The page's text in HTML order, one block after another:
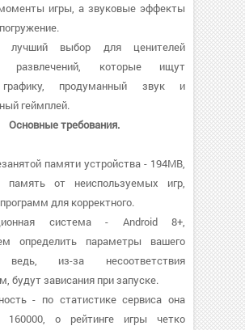
игры, а звуковые эффекты
лучший выбор для ценителей
развлечений, которые ищут
продуманный звук и
геймплей.
Основные требования.
памяти устройства - 194MB,
память от неиспользуемых игр,
для корректного.
система - Android 8+,
определить параметры вашего
ведь, из-за несоответствия
будут зависания при запуске.
- по статистике сервиса она
160000, о рейтинге игры четко